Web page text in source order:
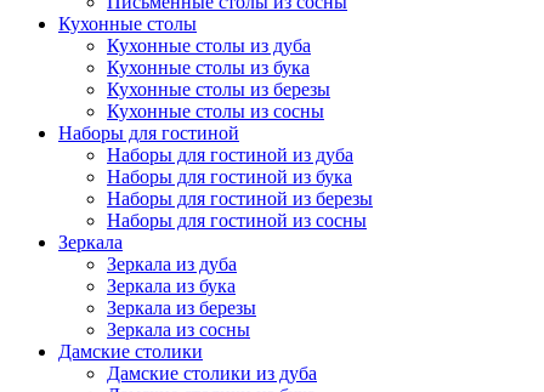
Кухонные столы
Кухонные столы из дуба
Кухонные столы из бука
Кухонные столы из березы
Кухонные столы из сосны
Наборы для гостиной
Наборы для гостиной из дуба
Наборы для гостиной из бука
Наборы для гостиной из березы
Наборы для гостиной из сосны
Зеркала
Зеркала из дуба
Зеркала из бука
Зеркала из березы
Зеркала из сосны
Дамские столики
Дамские столики из дуба